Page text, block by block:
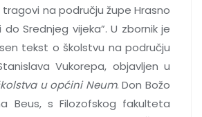
tragovi na području župe Hrasno
Srednjeg vijeka”. U zbornik je
tekst o školstvu na području
Vukorepa, objavljen u
u općini Neum. Don Božo
Beus, s Filozofskog fakulteta